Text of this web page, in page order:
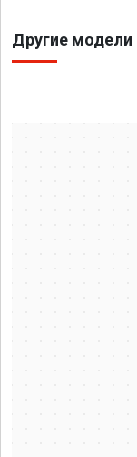
Другие модели